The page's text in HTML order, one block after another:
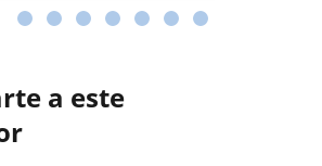
a este